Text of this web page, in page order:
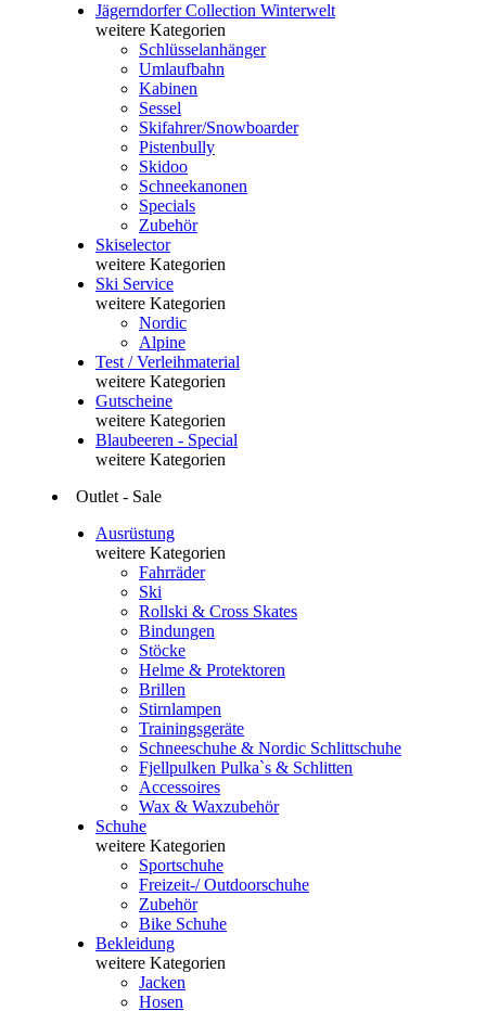
Jägerndorfer Collection Winterwelt
weitere Kategorien
Schlüsselanhänger
Umlaufbahn
Kabinen
Sessel
Skifahrer/Snowboarder
Pistenbully
Skidoo
Schneekanonen
Specials
Zubehör
Skiselector
weitere Kategorien
Ski Service
weitere Kategorien
Nordic
Alpine
Test / Verleihmaterial
weitere Kategorien
Gutscheine
weitere Kategorien
Blaubeeren - Special
weitere Kategorien
Outlet - Sale
Ausrüstung
weitere Kategorien
Fahrräder
Ski
Rollski & Cross Skates
Bindungen
Stöcke
Helme & Protektoren
Brillen
Stirnlampen
Trainingsgeräte
Schneeschuhe & Nordic Schlittschuhe
Fjellpulken Pulka`s & Schlitten
Accessoires
Wax & Waxzubehör
Schuhe
weitere Kategorien
Sportschuhe
Freizeit-/ Outdoorschuhe
Zubehör
Bike Schuhe
Bekleidung
weitere Kategorien
Jacken
Hosen